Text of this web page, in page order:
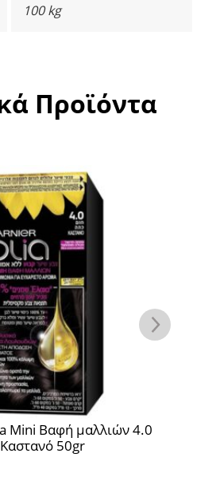
100 kg
Προϊόντα
4.0
Garnier Olia